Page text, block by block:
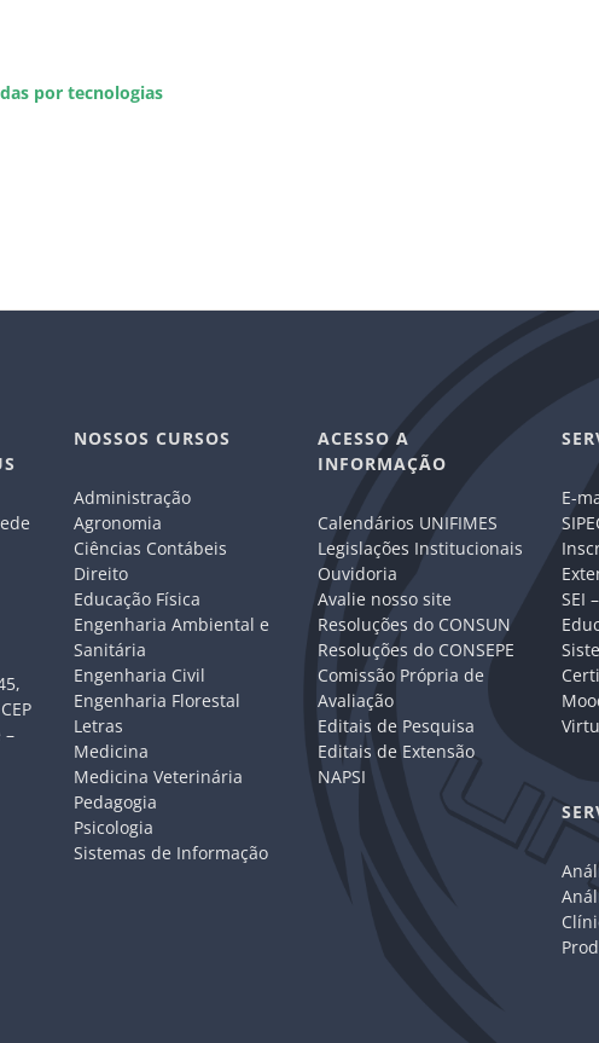
por tecnologias
–
NOSSOS CURSOS
Administração
Agronomia
Ciências Contábeis
Direito
Educação Física
Engenharia Ambiental e
Sanitária
Engenharia Civil
Engenharia Florestal
Letras
Medicina
Medicina Veterinária
Pedagogia
Psicologia
Sistemas de Informação
ACESSO A
INFORMAÇÃO
Calendários UNIFIMES
Legislações Institucionais
Ouvidoria
Avalie nosso site
Resoluções do CONSUN
Resoluções do CONSEPE
Comissão Própria de
Avaliação
Editais de Pesquisa
Editais de Extensão
NAPSI
E-
SEI